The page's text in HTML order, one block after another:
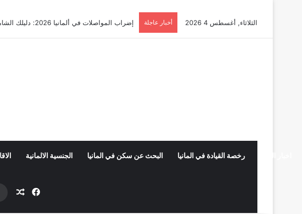
الثلاثاء, أغسطس 4 2026 أخبار عاجلة أوسبيلدونغ تبريد مراكز البيانات في ألمانيا 2026: الأجور والشروط
رخصة القيادة في المانيا البحث عن سكن في المانيا الجنسية الالمانية
فيسبوك